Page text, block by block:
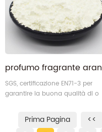
SGS, certificazione EN71-3 per
garantire la buona qualità di o
Prima Pagina <<